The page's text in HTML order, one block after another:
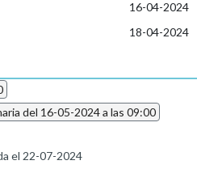
16-04-2024
18-04-2024
del 16-05-2024 a las 09:00
el 22-07-2024